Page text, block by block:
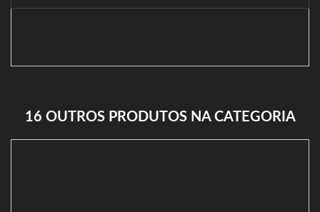
16 OUTROS PRODUTOS NA CATEGORIA